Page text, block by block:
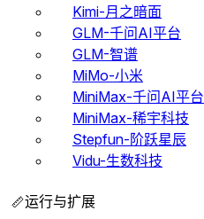
Kimi-月之暗面
GLM-千问AI平台
GLM-智谱
MiMo-小米
MiniMax-千问AI平台
MiniMax-稀宇科技
Stepfun-阶跃星辰
Vidu-生数科技
运行与扩展